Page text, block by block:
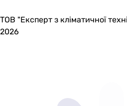
ТОВ "Експерт з кліматичної
2026